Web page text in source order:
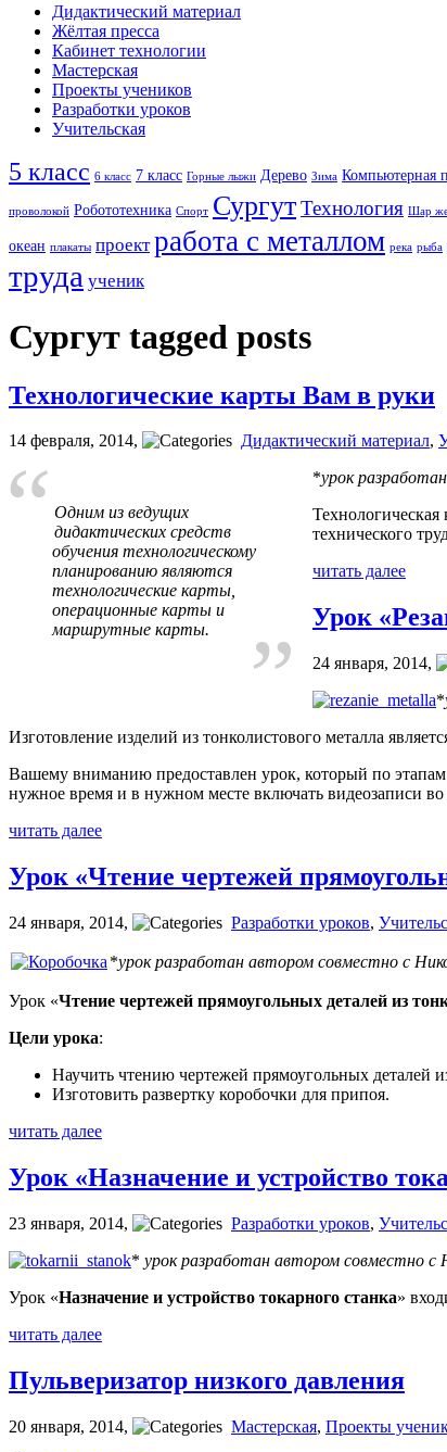
Дидактический материал
Жёлтая пресса
Кабинет технологии
Мастерская
Проекты учеников
Разработки уроков
Учительская
5 класс 6 класс 7 класс Горные лыжи Дерево Зима Компьютерная
проволокой Робототехника Спорт СургутТехнология Шар
океан плакаты проект работа с металлом река рыба
труда ученик
Сургут tagged posts
Технологические карты Вам в руки
14 февраля, 2014, Дидактический материал,
Одним из ведущих
дидактических средств
обучения технологическому
планированию являются
технологические карты,
операционные карты и
маршрутные карты.
*урок
Технологическая
технического
читать далее
Урок
24 января, 2014,
*
Изготовление изделий из тонколистового металла
Вашему вниманию предоставлен урок, который по
нужное время и в нужном месте включать видеозаписи
читать далее
Урок «Чтение чертежей
24 января, 2014, Разработки уроков,
*урок разработан автором совместно с
Урок «Чтение чертежей прямоугольных деталей из
Цели урока:
Научить чтению чертежей прямоугольных деталей
Изготовить развертку коробочки для припоя.
читать далее
Урок «Назначение и устройство
23 января, 2014, Разработки уроков,
* урок разработан автором совместно
Урок «Назначение и устройство токарного станка»
читать далее
Пульверизатор низкого давления
20 января, 2014, Мастерская, Проекты